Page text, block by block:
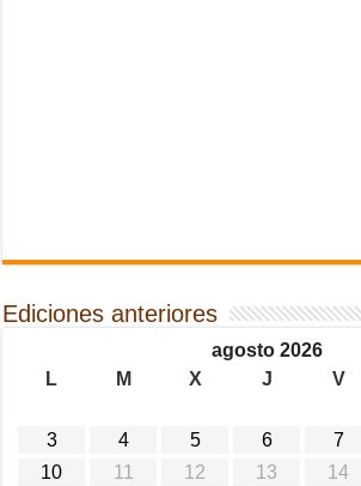
Ediciones anteriores
agosto 2026
L
M X J V
3
4 5 6 7
10
11 12 13 14